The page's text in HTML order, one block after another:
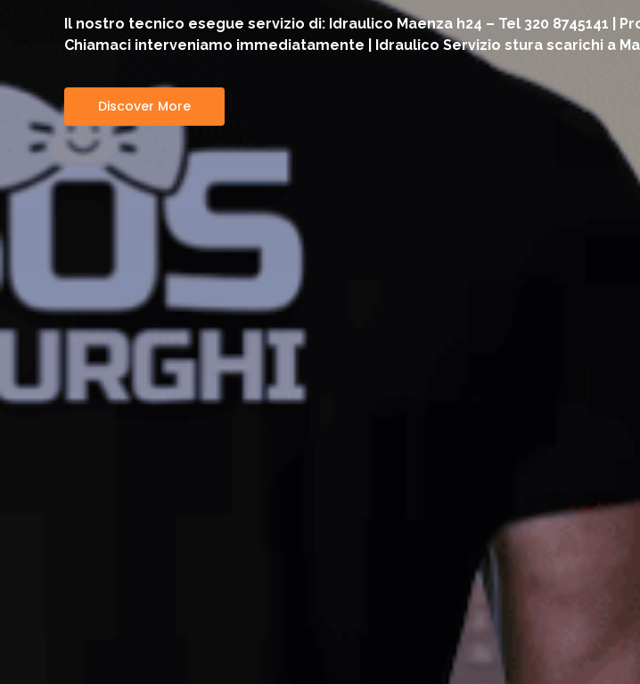
Il nostro tecnico esegue servizio di: Idraulico Maenza h24 – Tel 320 8745141 |
Chiamaci interveniamo immediatamente | Idraulico Servizio stura scarichi a
Discover More